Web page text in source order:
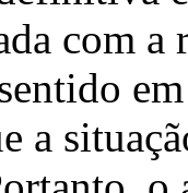
com a
a